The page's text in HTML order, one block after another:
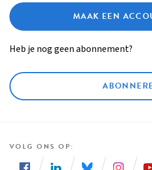
MAAK EEN
Heb je nog geen abonnement?
VOLG ONS OP